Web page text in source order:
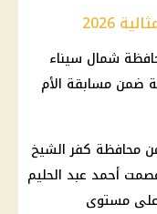
2026
شمال سيناء
ضمن مسابقة الأم
محافظة كفر الشيخ
أحمد عبد الحليم
على مستوى